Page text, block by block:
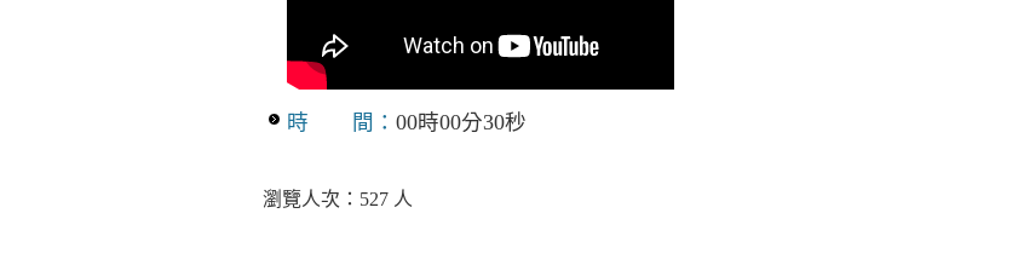
時 間： 00時00分30秒
瀏覽人次：527 人